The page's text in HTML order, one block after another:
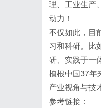
理、工业生产
动力！
不仅如此，目
习和科研。比
研、实践于一
植根中国37年
产业视角与技
参考链接：